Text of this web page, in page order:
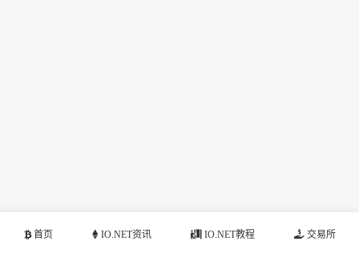
首页 IO.NET资讯 IO.NET教程 交易所